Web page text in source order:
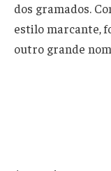
dos gramados.
estilo marcante,
outro grande